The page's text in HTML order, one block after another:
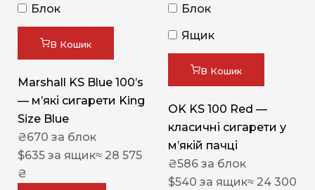
Блок
В Кошик
Marshall KS Blue 100’s
— м’які сигарети King
Size Blue
₴670 за блок
$635 за ящик≈ 28 575
₴
Блок
Ящик
В Кошик
OK KS 100 Red —
класичні сигарети у
м’якій пачці
₴586 за блок
$540 за ящик≈ 24 300